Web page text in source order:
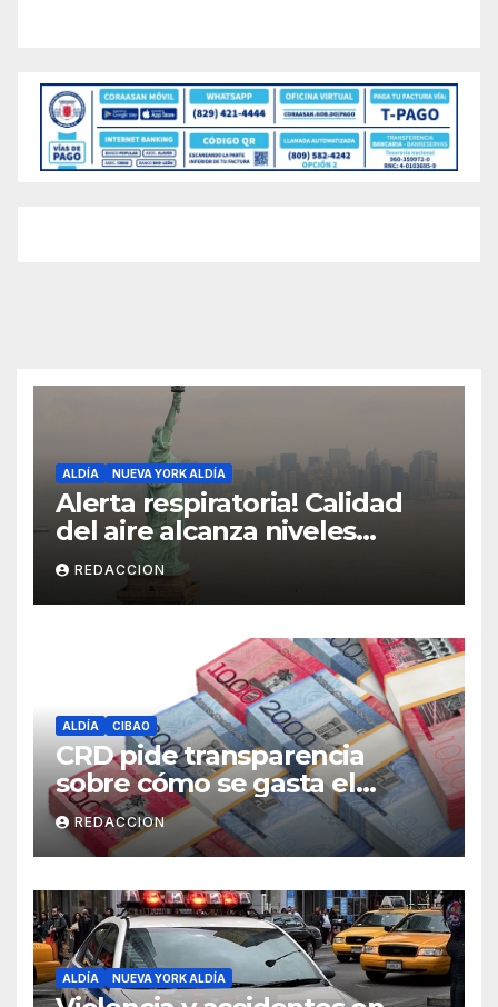
ALDÍA NUEVA YORK ALDÍA
Alerta respiratoria! Calidad
del aire alcanza niveles
peligrosos en NYC
REDACCION
ALDÍA CIBAO
CRD pide transparencia
sobre cómo se gasta el
dinero del Seguro Familiar de
Salud
REDACCION
ALDÍA NUEVA YORK ALDÍA